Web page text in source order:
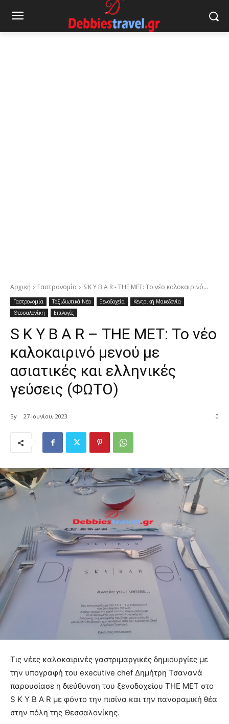
Αρχική Γαστρονομία S K Y B A R - ΤΗΕ ΜΕΤ: Το νέο καλοκαιρινό...
Γαστρονομία Ταξιδιωτικά Νέα Ξενοδοχεία
Κεντρική Μακεδονία
Θεσσαλονίκη
Επιλογές
S K Y B A R – ΤΗΕ ΜΕΤ: Το νέο
καλοκαιρινό μενού με
ασιατικές και ελληνικές
γεύσεις (ΦΩΤΟ)
By 27 Ιουνίου, 2023 0
Τις νέες καλοκαιρινές γαστριμαργικές δημιουργίες με
την υπογραφή του executive chef Δημήτρη Τσανανά
παρουσίασε η διεύθυνση του ξενοδοχείου ΤΗΕ ΜΕΤ στο
S K Y B A R με φόντο την πισίνα και την πανοραμική θέα
στην πόλη της Θεσσαλονίκης.